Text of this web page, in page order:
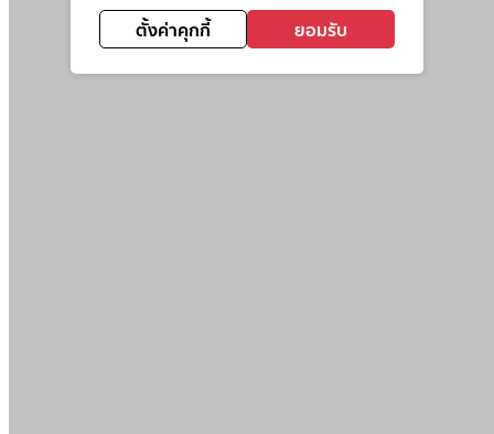
ตั้งค่าคุกกี้ ยอมรับ